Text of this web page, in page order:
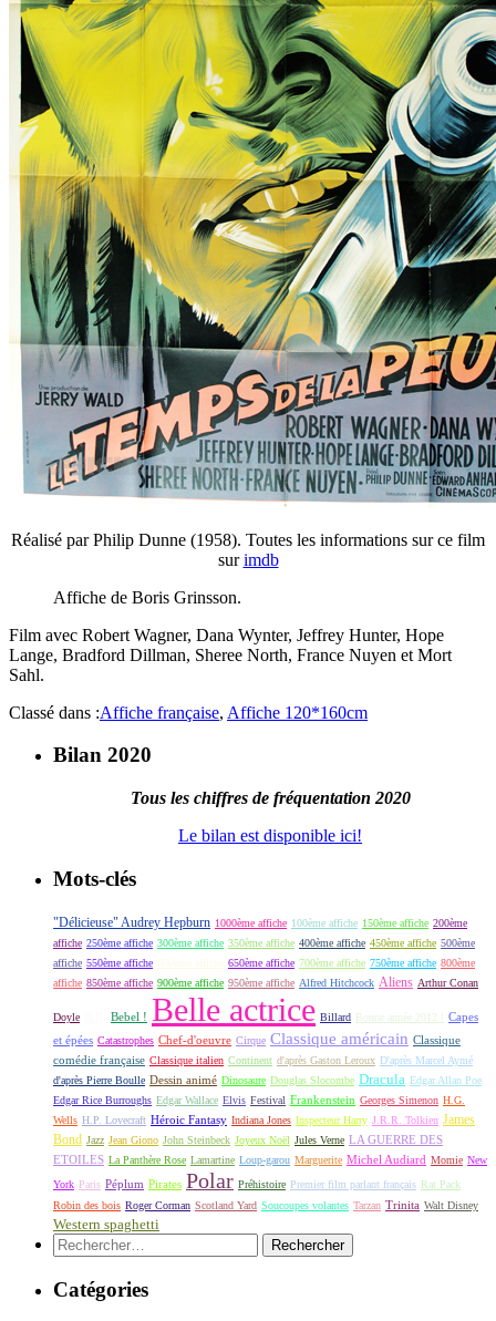
Réalisé par Philip Dunne (1958). Toutes les informations sur ce film
surimdb
Affiche de Boris Grinsson.
Film avec Robert Wagner, Dana Wynter, Jeffrey Hunter, Hope
Lange, Bradford Dillman, Sheree North, France Nuyen et Mort
Sahl.
Classé dans :Affiche française, Affiche 120*160cm
Bilan 2020
Tous les chiffres de fréquentation 2020
Le bilan est disponible ici!
Mots-clés
"Délicieuse" Audrey Hepburn 1000ème affiche 100ème affiche 150ème affiche 200ème
affiche 250ème affiche 300ème affiche 350ème affiche 400ème affiche 450ème affiche 500ème
affiche 550ème affiche 600ème affiche 650ème affiche 700ème affiche 750ème affiche 800ème
affiche 850ème affiche 900ème affiche 950ème affiche Alfred Hitchcock Aliens Arthur Conan
Doyle Bebel ! Belle actrice Billard Bonne année 2012 ! Capes
et épées Catastrophes Chef-d'oeuvre Cirque Classique américain Classique
comédie française Classique italien Continent d'après Gaston Leroux D'après Marcel Aymé
d'après Pierre Boulle Dessin animé Dinosaure Douglas Slocombe Dracula Edgar Allan Poe
Edgar Rice Burroughs Edgar Wallace Elvis Festival Frankenstein Georges Simenon H.G.
Wells H.P. Lovecraft Héroic Fantasy Indiana Jones Inspecteur Harry J.R.R. Tolkien James
Bond Jazz Jean Giono John Steinbeck Joyeux Noël Jules Verne LA GUERRE DES
ETOILES La Panthère Rose Lamartine Loup-garou Marguerite Michel Audiard Momie New
York Paris Péplum Pirates Polar Préhistoire Premier film parlant français Rat Pack
Robin des bois Roger Corman Scotland Yard Soucoupes volantes Tarzan Trinita Walt Disney
Western spaghetti
Rechercher :
Catégories